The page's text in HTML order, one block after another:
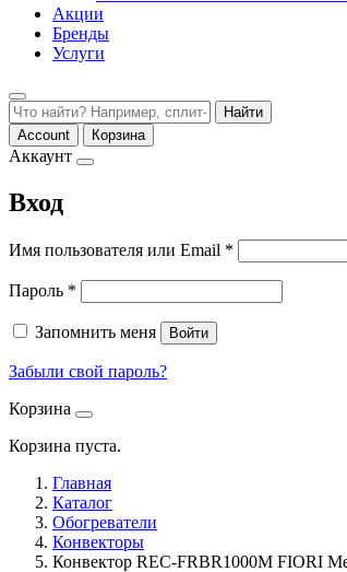
Акции
Бренды
Услуги
Найти
Account
Корзина
Аккаунт
Вход
Имя пользователя или Email *
Пароль *
Запомнить меня Войти
Забыли свой пароль?
Корзина
Корзина пуста.
Главная
Каталог
Обогреватели
Конвекторы
Конвектор REC-FRBR1000M FIORI